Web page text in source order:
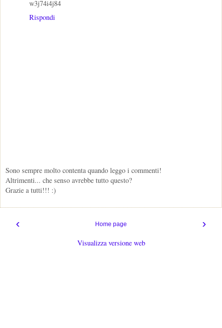
w3j74i4j84
Rispondi
Sono sempre molto contenta quando leggo i commenti!
Altrimenti... che senso avrebbe tutto questo?
Grazie a tutti!!! :)
‹ ›
Home page
Visualizza versione web